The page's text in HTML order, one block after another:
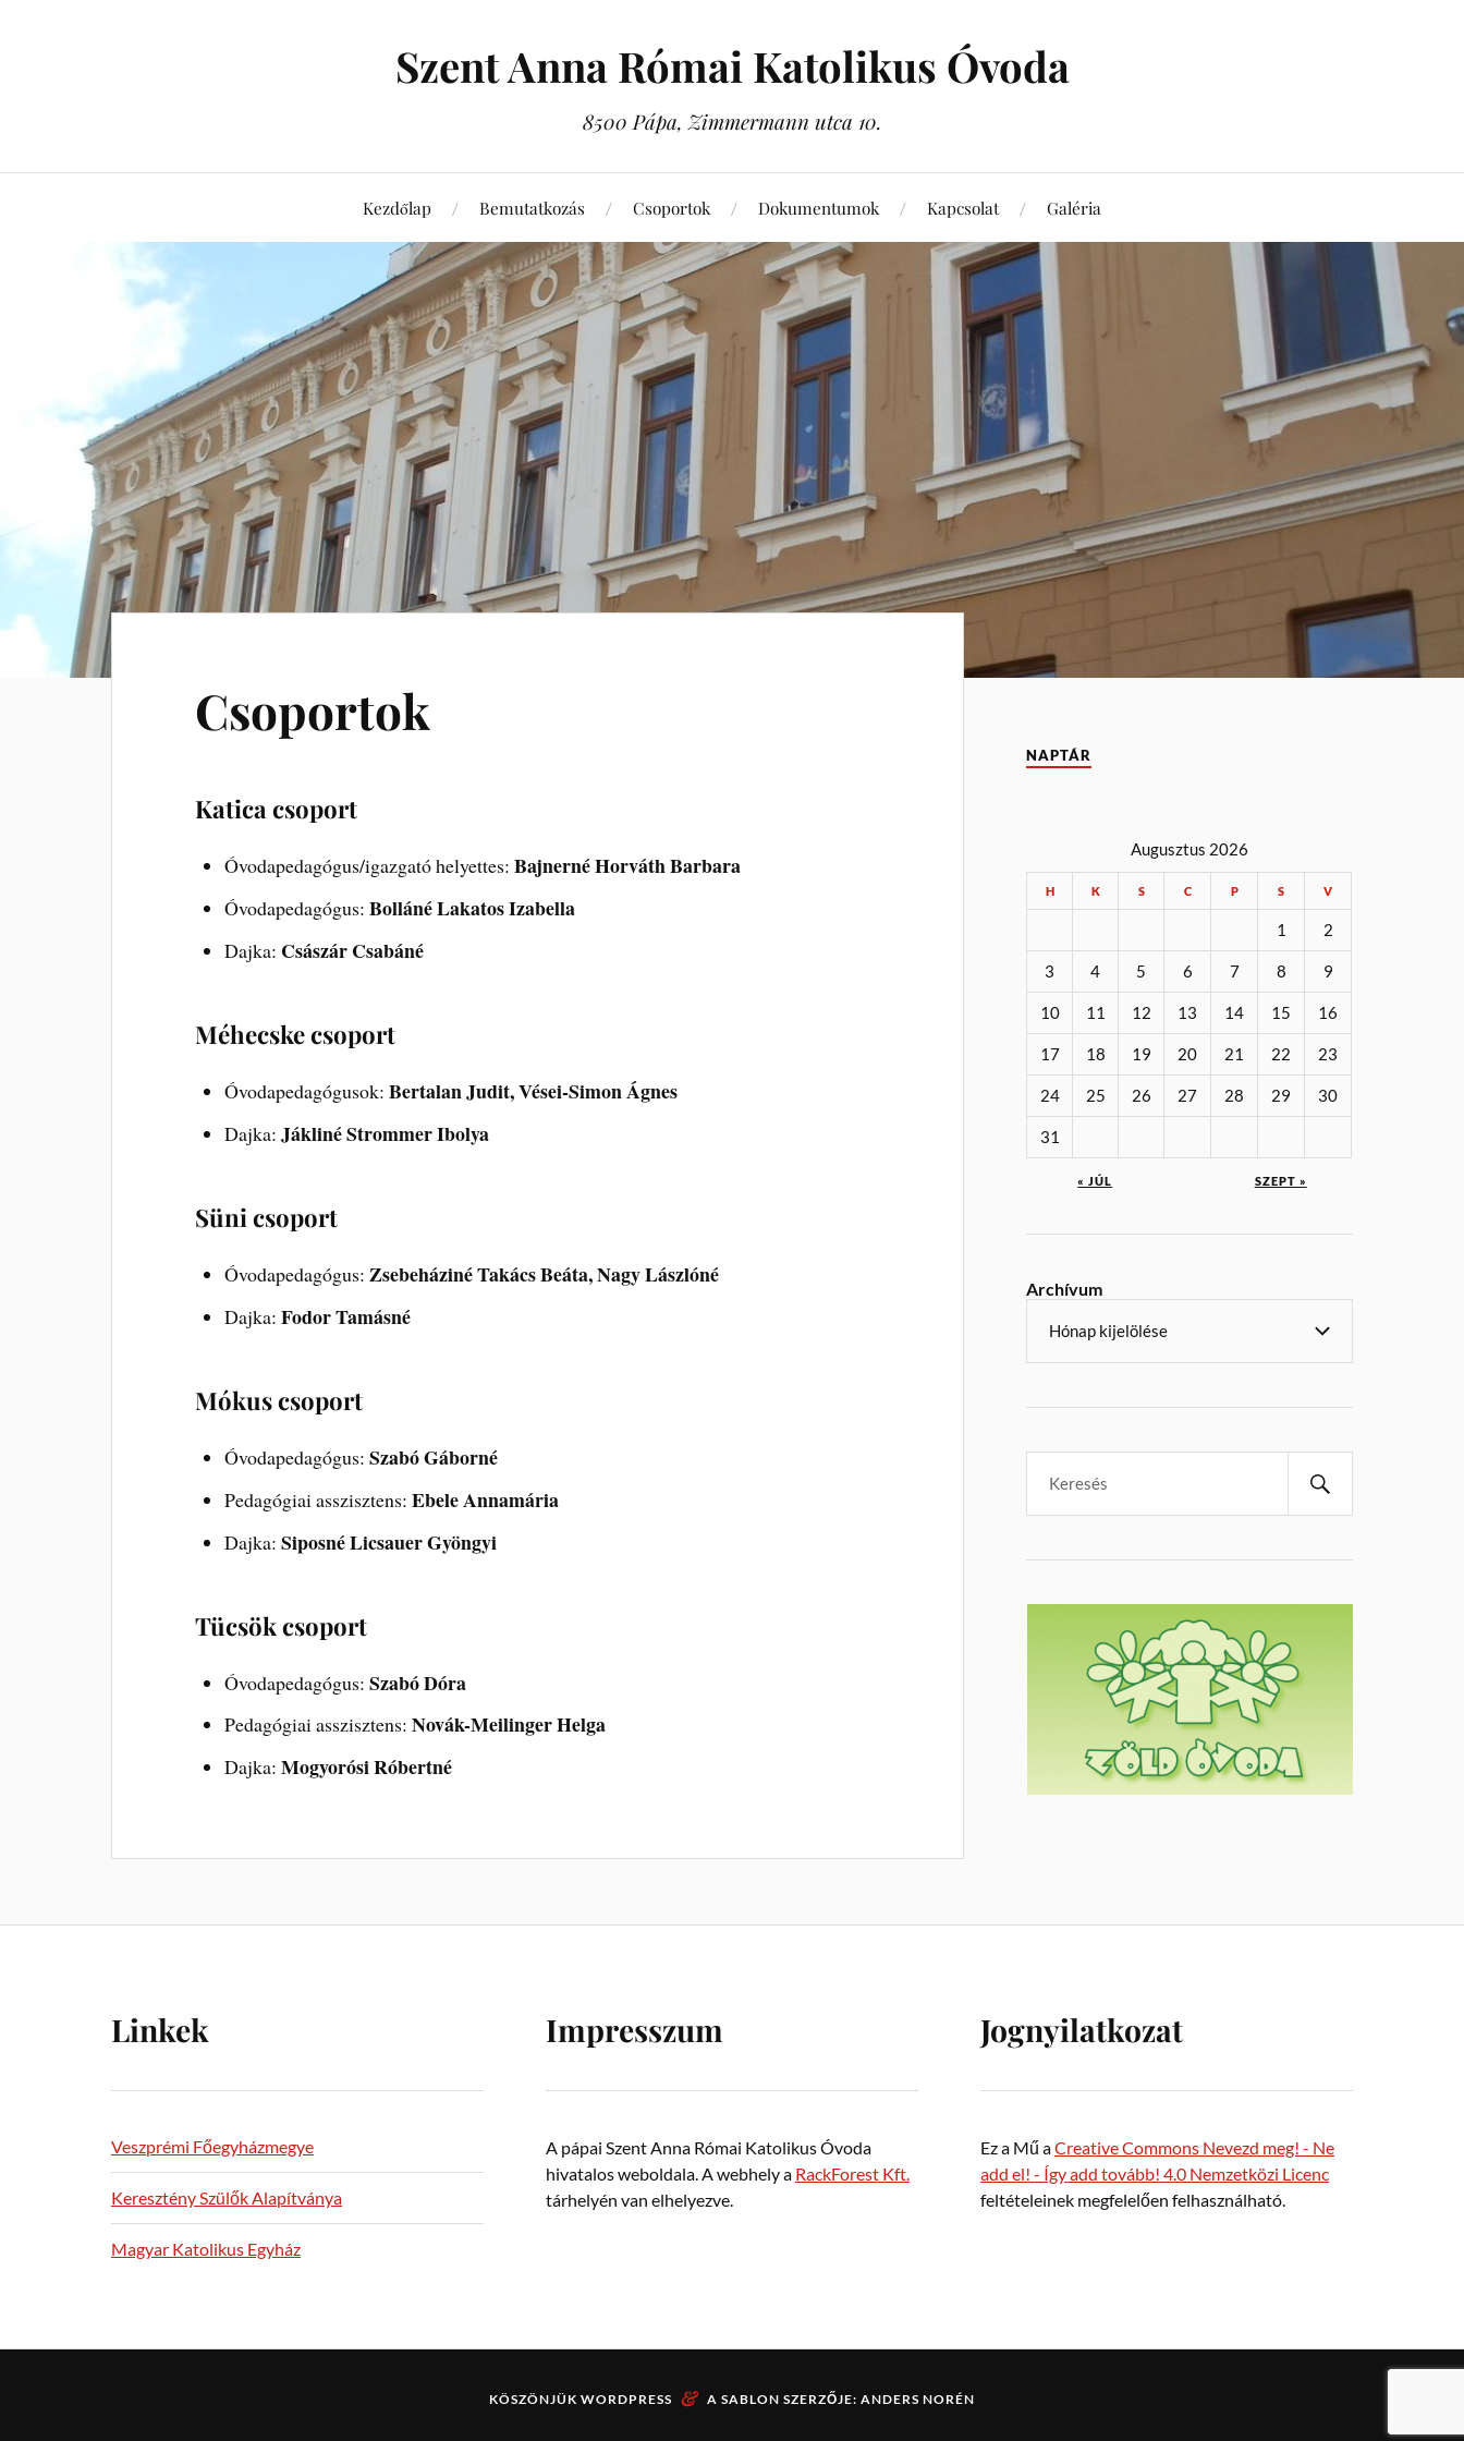
Szent Anna Római Katolikus Óvoda
8500 Pápa, Zimmermann utca 10.
Kezdőlap Bemutatkozás Csoportok Dokumentumok Kapcsolat Galéria
Csoportok
Katica csoport
Óvodapedagógus/igazgató helyettes: Bajnerné Horváth Barbara
Óvodapedagógus: Bolláné Lakatos Izabella
Dajka: Császár Csabáné
Méhecske csoport
Óvodapedagógusok: Bertalan Judit, Vései-Simon Ágnes
Dajka: Jákliné Strommer Ibolya
Süni csoport
Óvodapedagógus: Zsebeháziné Takács Beáta, Nagy Lászlóné
Dajka: Fodor Tamásné
Mókus csoport
Óvodapedagógus: Szabó Gáborné
Pedagógiai asszisztens: Ebele Annamária
Dajka: Siposné Licsauer Gyöngyi
Tücsök csoport
Óvodapedagógus: Szabó Dóra
Pedagógiai asszisztens: Novák-Meilinger Helga
Dajka: Mogyorósi Róbertné
NAPTÁR
Augusztus 2026
H K S C P S V
1 2
3 4 5 6 7 8 9
10 11 12 13 14 15 16
17 18 19 20 21 22 23
24 25 26 27 28 29 30
31
« JÚL SZEPT »
Archívum
Linkek
Veszprémi Főegyházmegye
Keresztény Szülők Alapítványa
Magyar Katolikus Egyház
Impresszum
A pápai Szent Anna Római Katolikus Óvoda
hivatalos weboldala. A webhely a RackForest Kft.
tárhelyén van elhelyezve.
Jognyilatkozat
Ez a Mű aCreative Commons Nevezd meg! - Ne
add el! - Így add tovább! 4.0 Nemzetközi Licenc
feltételeinek megfelelően felhasználható.
KÖSZÖNJÜK WORDPRESS & A SABLON SZERZŐJE: ANDERS NORÉN